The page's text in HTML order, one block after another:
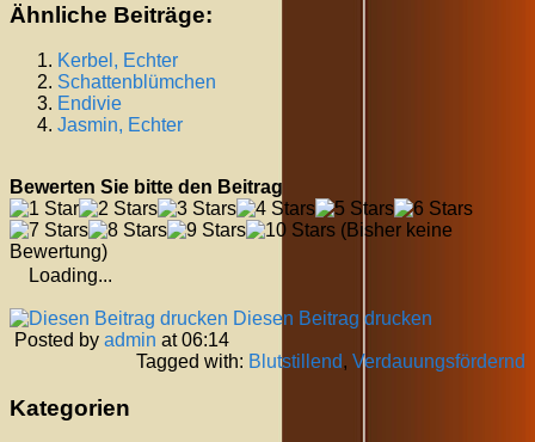
Ähnliche Beiträge:
Kerbel, Echter
Schattenblümchen
Endivie
Jasmin, Echter
Bewerten Sie bitte den Beitrag
(Bisher keine
Bewertung)
Loading...
Diesen Beitrag drucken
Posted by admin at 06:14
Tagged with: Blutstillend, Verdauungsfördernd
Kategorien